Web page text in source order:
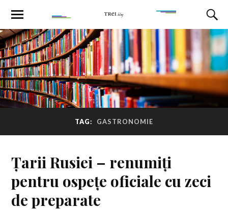
TAG: GASTRONOMIE
Țarii Rusiei – renumiți
pentru ospețe oficiale cu zeci
de preparate